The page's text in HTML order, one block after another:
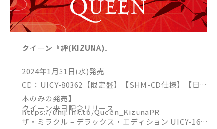
クイーン『絆(KIZUNA)』
2024年1月31日(水)発売
CD：UICY-80362【限定盤】【SHM-CD仕様】【日
本のみの発売】
https://umj.lnk.to/Queen_KizunaPR
クイーン来日記念リリース
ザ・ミラクル – デラックス・エディション UICY-161